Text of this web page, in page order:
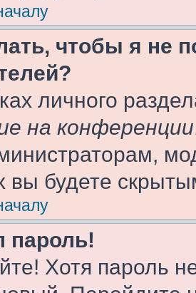
чтобы я не
личного
на конференции
вы будете
пароль!
Хотя пароль